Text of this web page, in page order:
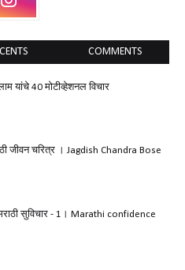
COMMENTS
यांचे 40 मोटीव्हेशनल विचार
जीवन चरित्र । Jagdish Chandra Bose
सुविचार - 1। Marathi confidence